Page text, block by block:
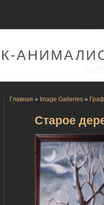
Главная » Image Galleries »
Старое